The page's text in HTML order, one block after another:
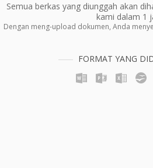
Semua berkas yang diunggah akan
kami dalam 1
Dengan meng-upload dokumen, Anda
FORMAT YANG